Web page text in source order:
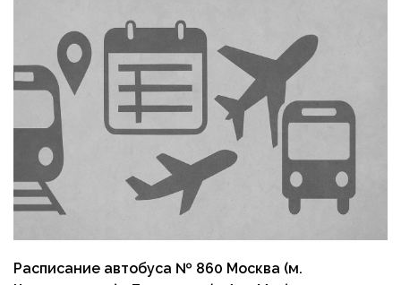
Расписание автобуса № 860 Москва (м.